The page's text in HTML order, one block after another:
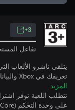
3+
تفاعل
يتلقى ناشرو الألعاب
تعريفك في Xbox والبيانات المقترنة بينما تمارس الألعاب.
المزيد
تتطلب اللعبة توفر
على وحدة التحكم (Game Pass Core أو Ultimate، يُباع بشكل منفصل).